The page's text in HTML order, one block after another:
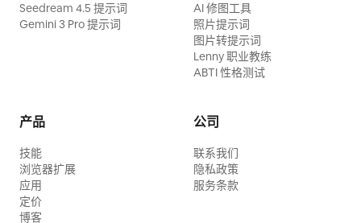
Seedream 4.5 提示词
Gemini 3 Pro 提示词
AI 修图工具
照片提示词
图片转提示词
Lenny 职业教练
ABTI 性格测试
产品
技能
浏览器扩展
应用
定价
博客
公司
联系我们
隐私政策
服务条款